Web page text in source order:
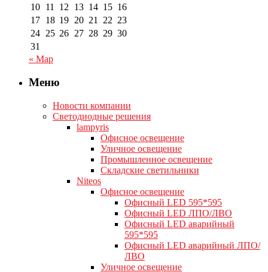
10 11 12 13 14 15 16
17 18 19 20 21 22 23
24 25 26 27 28 29 30
31
« Мар
Меню
Новости компании
Светодиодные решения
lampyris
Офисное освещение
Уличное освещение
Промышленное освещение
Складские светильники
Niteos
Офисное освещение
Офисный LED 595*595
Офисный LED ЛПО/ЛВО
Офисный LED аварийный
595*595
Офисный LED аварийный ЛПО/
ЛВО
Уличное освещение